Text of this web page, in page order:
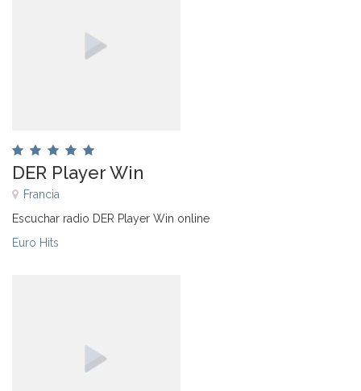
DER Player Win
Francia
Escuchar radio DER Player Win online
Euro Hits